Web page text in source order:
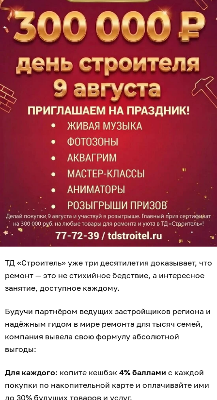
ТД «Строитель» уже три десятилетия доказывает, что
ремонт — это не стихийное бедствие, а интересное
занятие, доступное каждому.
Будучи партнёром ведущих застройщиков региона и
надёжным гидом в мире ремонта для тысяч семей,
компания вывела свою формулу абсолютной
выгоды:
Для каждого: копите кешбэк 4% баллами с каждой
покупки по накопительной карте и оплачивайте ими
до 30% будущих товаров и услуг.